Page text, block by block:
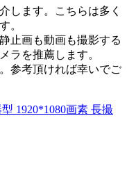
します。こちらは多く
。
止画も動画も撮影する
ラを推薦します。
参考頂ければ幸いでご
1920*1080画素 長撮